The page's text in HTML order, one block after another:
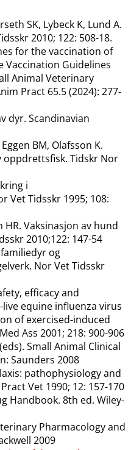
SK, Lybeck K, Lund A.
2010; 122: 508-18.
for the vaccination of
Vaccination Guidelines
Animal Veterinary
Pract 65.5 (2024): 277-
dyr. Scandinavian
BM, Olafsson K.
oppdrettsfisk. Tidskr Nor
i
Vet Tidsskr 1995; 108:
HR. Vaksinasjon av hund
2010;122: 147-54
og
Nor Vet Tidsskr
efficacy and
equine influenza virus
of exercised-induced
Ass 2001; 218: 900-906
Small Animal Clinical
Saunders 2008
pathophysiology and
Vet 1990; 12: 157-170
Handbook. 8th ed. Wiley-
Pharmacology and
2009